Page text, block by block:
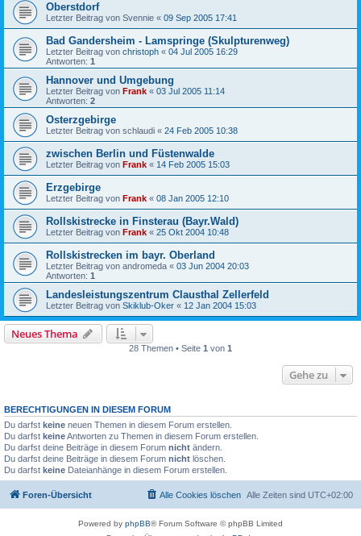
Oberstdorf
Letzter Beitrag von Svennie « 09 Sep 2005 17:41
Bad Gandersheim - Lamspringe (Skulpturenweg)
Letzter Beitrag von christoph « 04 Jul 2005 16:29
Antworten: 1
Hannover und Umgebung
Letzter Beitrag von Frank « 03 Jul 2005 11:14
Antworten: 2
Osterzgebirge
Letzter Beitrag von schlaudi « 24 Feb 2005 10:38
zwischen Berlin und Füstenwalde
Letzter Beitrag von Frank « 14 Feb 2005 15:03
Erzgebirge
Letzter Beitrag von Frank « 08 Jan 2005 12:10
Rollskistrecke in Finsterau (Bayr.Wald)
Letzter Beitrag von Frank « 25 Okt 2004 10:48
Rollskistrecken im bayr. Oberland
Letzter Beitrag von andromeda « 03 Jun 2004 20:03
Antworten: 1
Landesleistungszentrum Clausthal Zellerfeld
Letzter Beitrag von Skiklub-Oker « 12 Jan 2004 15:03
Neues Thema
28 Themen • Seite 1 von 1
Gehe zu
BERECHTIGUNGEN IN DIESEM FORUM
Du darfst keine neuen Themen in diesem Forum erstellen.
Du darfst keineAntworten zu Themen in diesem Forum erstellen.
Du darfst deine Beiträge in diesem Forum nicht ändern.
Du darfst deine Beiträge in diesem Forum nicht löschen.
Du darfst keine Dateianhänge in diesem Forum erstellen.
Foren-Übersicht Alle Zeiten sind UTC+02:00
Alle Cookies löschen
Powered by phpBB® Forum Software © phpBB Limited